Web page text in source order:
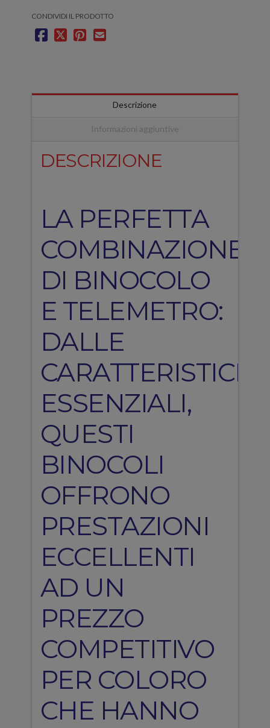
CONDIVIDI IL PRODOTTO
Descrizione
Informazioni aggiuntive
DESCRIZIONE
LA PERFETTA
COMBINAZIONE
DI BINOCOLO
E TELEMETRO:
DALLE
ESSENZIALI,
QUESTI
BINOCOLI
OFFRONO
PRESTAZIONI
ECCELLENTI
AD UN
PREZZO
COMPETITIVO
PER COLORO
CHE HANNO